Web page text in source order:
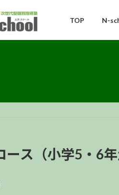
TOP N-
ース（小学5・6年